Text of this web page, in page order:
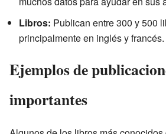
Libros: Publican entre 300 y 500
principalmente en inglés y francés.
Ejemplos de
importantes